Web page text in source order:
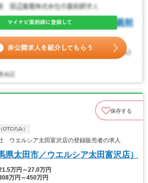
保存する
OTCのみ）
ウエルシア太田富沢店の登録販売者の求人
県太田市／ウエルシア太田富沢店）
万円～27.0万円
万円～450万円